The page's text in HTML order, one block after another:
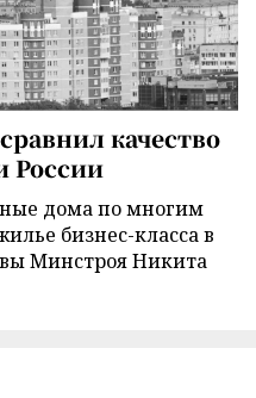
качество
России
дома по многим
бизнес-класса в
Минстроя Никита